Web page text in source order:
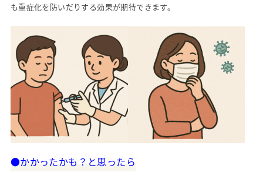
も重症化を防いだりする効果が期待できます。
●かかったかも？と思ったら